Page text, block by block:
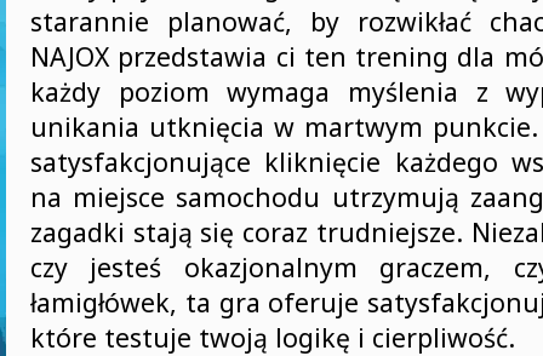
starannie planować, by rozwikłać
NAJOX przedstawia ci ten trening dla
każdy poziom wymaga myślenia z
unikania utknięcia w martwym
satysfakcjonujące kliknięcie każdego
na miejsce samochodu utrzymują
zagadki stają się coraz trudniejsze.
czy jesteś okazjonalnym graczem,
łamigłówek, ta gra oferuje
które testuje twoją logikę i cierpliwość.